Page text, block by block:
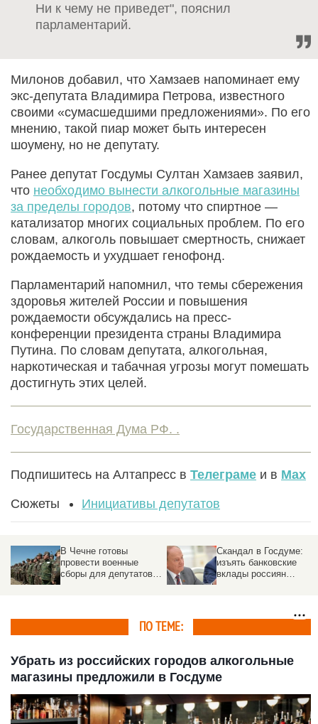
Ни к чему не приведет", пояснил
парламентарий.
Милонов добавил, что Хамзаев напоминает ему
экс-депутата Владимира Петрова, известного
своими «сумасшедшими предложениями». По его
мнению, такой пиар может быть интересен
шоумену, но не депутату.
Ранее депутат Госдумы Султан Хамзаев заявил,
что необходимо вынести алкогольные магазины
за пределы городов, потому что спиртное —
катализатор многих социальных проблем. По его
словам, алкоголь повышает смертность, снижает
рождаемость и ухудшает генофонд.
Парламентарий напомнил, что темы сбережения
здоровья жителей России и повышения
рождаемости обсуждались на пресс-
конференции президента страны Владимира
Путина. По словам депутата, алкогольная,
наркотическая и табачная угрозы могут помешать
достигнуть этих целей.
Государственная Дума РФ. .
Подпишитесь на Алтапресс в Телеграме и в Max
Сюжеты Инициативы депутатов
В Чечне готовы
провести военные
сборы для депутатов
Скандал в Госдуме:
изъять банковские
вклады россиян
ПО ТЕМЕ:
Убрать из российских городов алкогольные
магазины предложили в Госдуме